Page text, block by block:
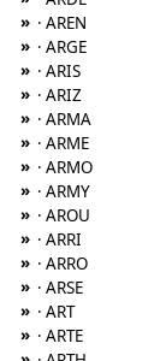
» · AREN
» · ARGE
» · ARIS
» · ARIZ
» · ARMA
» · ARME
» · ARMO
» · ARMY
» · AROU
» · ARRI
» · ARRO
» · ARSE
» · ART
» · ARTE